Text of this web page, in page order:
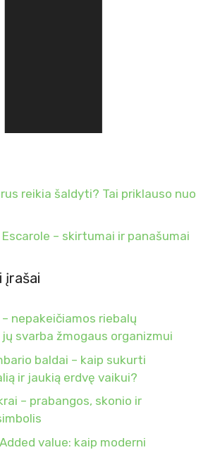
reikia šaldyti? Tai priklauso nuo
Escarole – skirtumai ir panašumai
įrašai
nepakeičiamos riebalų
svarba žmogaus organizmui
baldai – kaip sukurti
ir jaukią erdvę vaikui?
– prabangos, skonio ir
value: kaip moderni